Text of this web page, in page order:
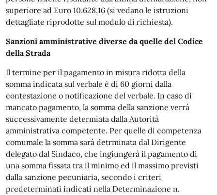
superiore ad Euro 10.628,16 (si vedano le istruzioni
dettagliate riprodotte sul modulo di richiesta).
Sanzioni amministrative diverse da quelle del Codice
della Strada
Il termine per il pagamento in misura ridotta della
somma indicata sul verbale è di 60 giorni dalla
contestazione o notificazione del verbale. In caso di
mancato pagamento, la somma della sanzione verrà
successivamente determiata dalla Autorità
amministrativa competente. Per quelle di competenza
comumale la somma sarà detrminata dal Dirigente
delegato dal Sindaco, che ingiungerà il pagamento di
una somma fissata tra il minimo ed il massimo previsti
dalla sanzione pecuniaria, secondo i criteri
predeterminati indicati nella Determinazione n.